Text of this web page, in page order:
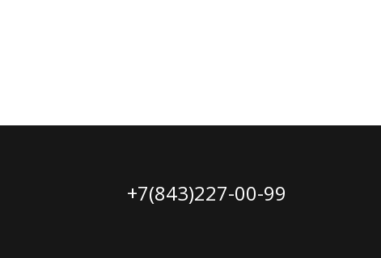
+7(843)227-00-99